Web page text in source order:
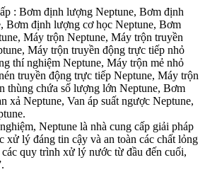
: Bơm định lượng Neptune, Bơm định
Bơm định lượng cơ học Neptune, Bơm
Máy trộn Neptune, Máy trộn truyền
Máy trộn truyền động trực tiếp nhỏ
thí nghiệm Neptune, Máy trộn mẻ nhỏ
truyền động trực tiếp Neptune, Máy trộn
thùng chứa số lượng lớn Neptune, Bơm
xả Neptune, Van áp suất ngược Neptune,
Neptune là nhà cung cấp giải pháp
xử lý đáng tin cậy và an toàn các chất lỏng
quy trình xử lý nước từ đầu đến cuối,